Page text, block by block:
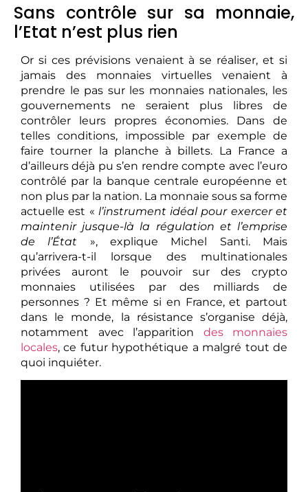
Sans contrôle sur sa monnaie,
l’Etat n’est plus rien
Or si ces prévisions venaient à se réaliser, et si
jamais des monnaies virtuelles venaient à
prendre le pas sur les monnaies nationales, les
gouvernements ne seraient plus libres de
contrôler leurs propres économies. Dans de
telles conditions, impossible par exemple de
faire tourner la planche à billets. La France a
d’ailleurs déjà pu s’en rendre compte avec l’euro
contrôlé par la banque centrale européenne et
non plus par la nation. La monnaie sous sa forme
actuelle est « l’instrument idéal pour exercer et
maintenir jusque-là la régulation et l’emprise
de l’État », explique Michel Santi. Mais
qu’arrivera-t-il lorsque des multinationales
privées auront le pouvoir sur des crypto
monnaies utilisées par des milliards de
personnes ? Et même si en France, et partout
dans le monde, la résistance s’organise déjà,
notamment avec l’apparition des monnaies
locales, ce futur hypothétique a malgré tout de
quoi inquiéter.